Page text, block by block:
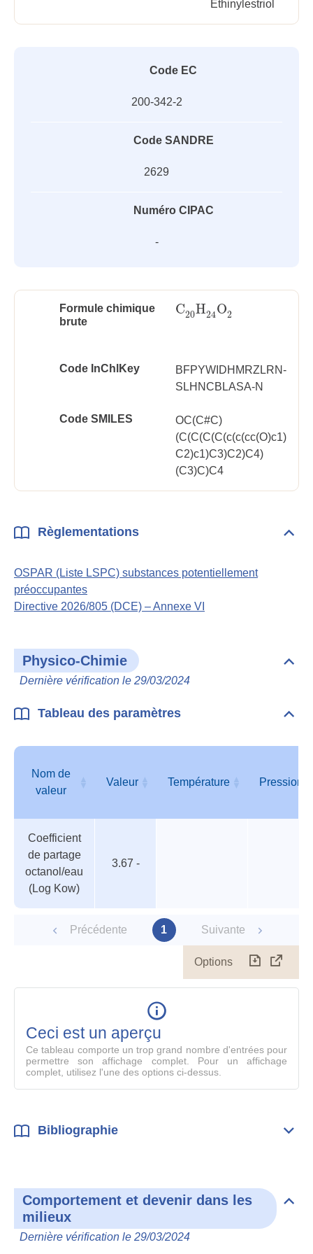
Ethinylestriol
Code EC
200-342-2
Code SANDRE
2629
Numéro CIPAC
-
Formule chimique
brute
C20H24O2
C20H24O2
Code InChlKey
BFPYWIDHMRZLRN-
SLHNCBLASA-N
Code SMILES
OC(C#C)
(C(C(C(C(c(c(cc(O)c1)
C2)c1)C3)C2)C4)
(C3)C)C4
Règlementations
OSPAR (Liste LSPC) substances potentiellement
préoccupantes
Directive 2026/805 (DCE) – Annexe VI
Physico-Chimie
Dernière vérification le 29/03/2024
Tableau des paramètres
des
paramètres
Nom de
valeur
Valeur Température Pression
valeur
Coefficient
de partage
octanol/eau
(Log Kow)
3.67 -
Précédente 1 Suivante
Options
le
Ceci est un aperçu
Ce tableau comporte un trop grand nombre d'entrées pour
permettre son affichage complet. Pour un affichage
complet, utilisez l'une des options ci-dessus.
Bibliographie
Comportement et devenir dans les
milieux
Dernière vérification le 29/03/2024